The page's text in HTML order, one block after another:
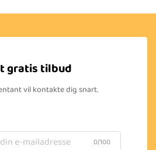
gratis tilbud
vil kontakte dig snart.
0/100